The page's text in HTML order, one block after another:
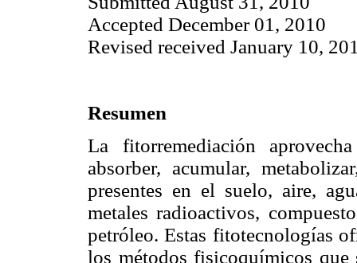
Accepted December 01, 2010
Revised received January 10,
Resumen
La fitorremediación
absorber, acumular,
presentes en el suelo, aire,
metales radioactivos,
petróleo. Estas fitotecnologías
los métodos fisicoquímicos